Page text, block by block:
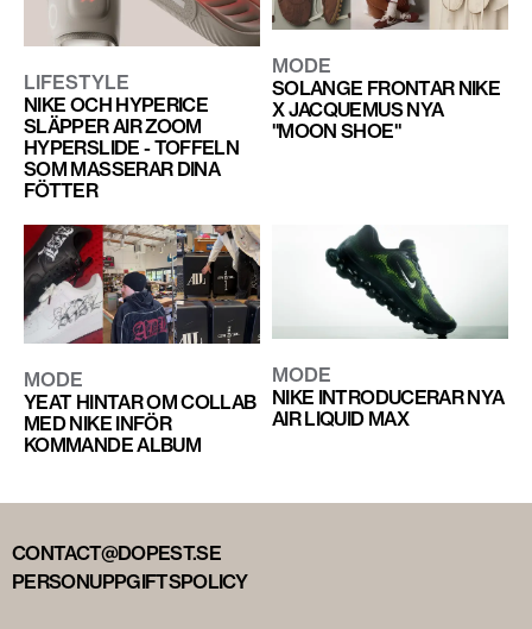
LIFESTYLE
NIKE OCH HYPERICE
SLÄPPER AIR ZOOM
HYPERSLIDE - TOFFELN
SOM MASSERAR DINA
FÖTTER
MODE
SOLANGE FRONTAR NIKE
X JACQUEMUS NYA
"MOON SHOE"
MODE
YEAT HINTAR OM COLLAB
MED NIKE INFÖR
KOMMANDE ALBUM
MODE
NIKE INTRODUCERAR NYA
AIR LIQUID MAX
CONTACT@DOPEST.SE
PERSONUPPGIFTSPOLICY